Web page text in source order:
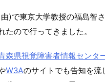
)で東京大学教授の福島智
ので行ってきました。
森県視覚障害者情報センタ
W3Aのサイトでも告知を流